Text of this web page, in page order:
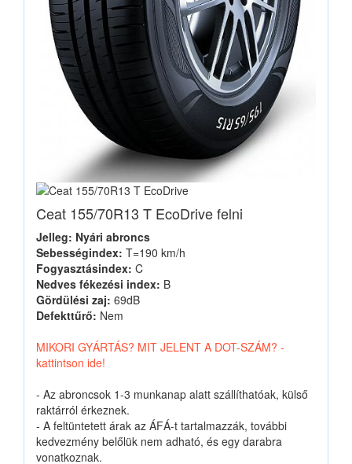
Ceat 155/70R13 T EcoDrive felni
Jelleg: Nyári abroncs
Sebességindex: T=190 km/h
Fogyasztásindex: C
Nedves fékezési index: B
Gördülési zaj: 69dB
Defekttűrő: Nem
MIKORI GYÁRTÁS? MIT JELENT A DOT-SZÁM? -
kattintson ide!
- Az abroncsok 1-3 munkanap alatt szállíthatóak, külső
raktárról érkeznek.
- A feltüntetett árak az ÁFÁ-t tartalmazzák, további
kedvezmény belőlük nem adható, és egy darabra
vonatkoznak.